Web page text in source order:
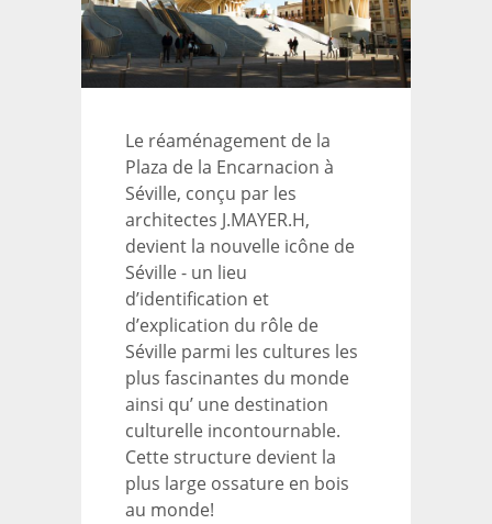
Le réaménagement de la
Plaza de la Encarnacion à
Séville, conçu par les
architectes J.MAYER.H,
devient la nouvelle icône de
Séville - un lieu
d’identification et
d’explication du rôle de
Séville parmi les cultures les
plus fascinantes du monde
ainsi qu’ une destination
culturelle incontournable.
Cette structure devient la
plus large ossature en bois
au monde!